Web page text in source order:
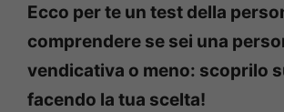
Ecco per te un test della
comprendere se sei una
vendicativa o meno: scoprilo
facendo la tua scelta!